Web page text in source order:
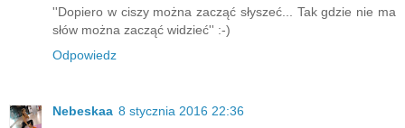
''Dopiero w ciszy można zacząć słyszeć... Tak gdzie nie ma
słów można zacząć widzieć'' :-)
Odpowiedz
Nebeskaa 8 stycznia 2016 22:36